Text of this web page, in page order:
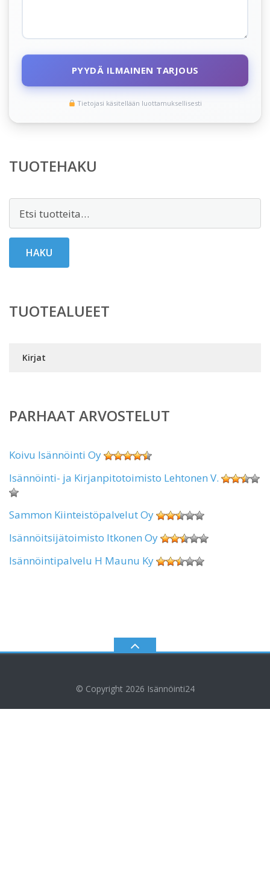
PYYDÄ ILMAINEN TARJOUS
Tietojasi käsitellään luottamuksellisesti
TUOTEHAKU
HAKU
TUOTEALUEET
Kirjat
PARHAAT ARVOSTELUT
Koivu Isännöinti Oy
Isännöinti- ja Kirjanpitotoimisto Lehtonen V.
Sammon Kiinteistöpalvelut Oy
Isännöitsijätoimisto Itkonen Oy
Isännöintipalvelu H Maunu Ky
© Copyright 2026 Isännöinti24